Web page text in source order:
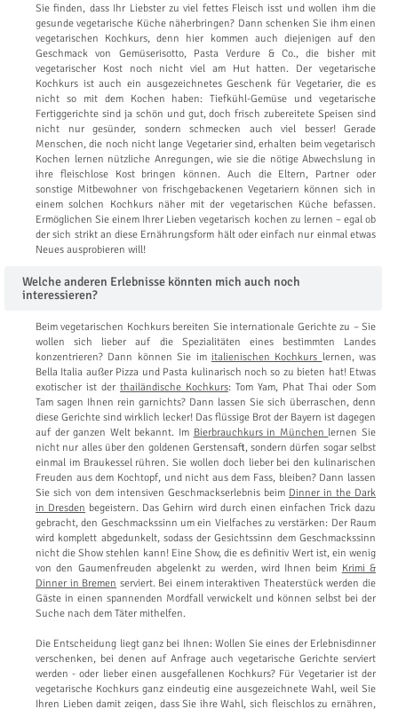
Sie finden, dass Ihr Liebster zu viel fettes Fleisch isst und wollen ihm die
gesunde vegetarische Küche näherbringen? Dann schenken Sie ihm einen
vegetarischen Kochkurs, denn hier kommen auch diejenigen auf den
Geschmack von Gemüserisotto, Pasta Verdure & Co., die bisher mit
vegetarischer Kost noch nicht viel am Hut hatten. Der vegetarische
Kochkurs ist auch ein ausgezeichnetes Geschenk für Vegetarier, die es
nicht so mit dem Kochen haben: Tiefkühl-Gemüse und vegetarische
Fertiggerichte sind ja schön und gut, doch frisch zubereitete Speisen sind
nicht nur gesünder, sondern schmecken auch viel besser! Gerade
Menschen, die noch nicht lange Vegetarier sind, erhalten beim vegetarisch
Kochen lernen nützliche Anregungen, wie sie die nötige Abwechslung in
ihre fleischlose Kost bringen können. Auch die Eltern, Partner oder
sonstige Mitbewohner von frischgebackenen Vegetariern können sich in
einem solchen Kochkurs näher mit der vegetarischen Küche befassen.
Ermöglichen Sie einem Ihrer Lieben vegetarisch kochen zu lernen – egal ob
der sich strikt an diese Ernährungsform hält oder einfach nur einmal etwas
Neues ausprobieren will!
Welche anderen Erlebnisse könnten mich auch noch
interessieren?
Beim vegetarischen Kochkurs bereiten Sie internationale Gerichte zu – Sie
wollen sich lieber auf die Spezialitäten eines bestimmten Landes
konzentrieren? Dann können Sie im italienischen Kochkurs lernen, was
Bella Italia außer Pizza und Pasta kulinarisch noch so zu bieten hat! Etwas
exotischer ist der thailändische Kochkurs: Tom Yam, Phat Thai oder Som
Tam sagen Ihnen rein garnichts? Dann lassen Sie sich überraschen, denn
diese Gerichte sind wirklich lecker! Das flüssige Brot der Bayern ist dagegen
auf der ganzen Welt bekannt. Im Bierbrauchkurs in München lernen Sie
nicht nur alles über den goldenen Gerstensaft, sondern dürfen sogar selbst
einmal im Braukessel rühren. Sie wollen doch lieber bei den kulinarischen
Freuden aus dem Kochtopf, und nicht aus dem Fass, bleiben? Dann lassen
Sie sich von dem intensiven Geschmackserlebnis beim Dinner in the Dark
in Dresden begeistern. Das Gehirn wird durch einen einfachen Trick dazu
gebracht, den Geschmackssinn um ein Vielfaches zu verstärken: Der Raum
wird komplett abgedunkelt, sodass der Gesichtssinn dem Geschmackssinn
nicht die Show stehlen kann! Eine Show, die es definitiv Wert ist, ein wenig
von den Gaumenfreuden abgelenkt zu werden, wird Ihnen beim Krimi &
Dinner in Bremen serviert. Bei einem interaktiven Theaterstück werden die
Gäste in einen spannenden Mordfall verwickelt und können selbst bei der
Suche nach dem Täter mithelfen.
Die Entscheidung liegt ganz bei Ihnen: Wollen Sie eines der Erlebnisdinner
verschenken, bei denen auf Anfrage auch vegetarische Gerichte serviert
werden - oder lieber einen ausgefallenen Kochkurs? Für Vegetarier ist der
vegetarische Kochkurs ganz eindeutig eine ausgezeichnete Wahl, weil Sie
Ihren Lieben damit zeigen, dass Sie ihre Wahl, sich fleischlos zu ernähren,